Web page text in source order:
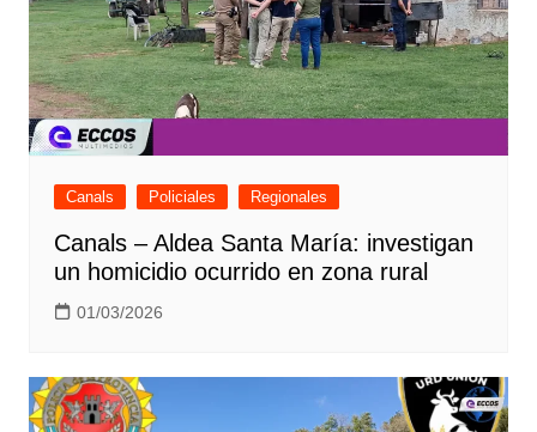
Canals Policiales Regionales
Canals – Aldea Santa María: investigan
un homicidio ocurrido en zona rural
01/03/2026